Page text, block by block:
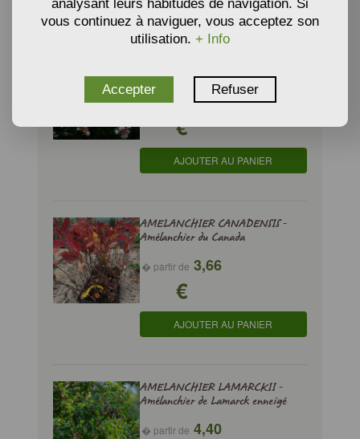
- Abélia 'Prostrata'
� partir de 9,35
€
AJOUTER AU PANIER
AMELANCHIER CANADENSIS -
Amélanchier du Canada
� partir de 3,66
€
AJOUTER AU PANIER
AMELANCHIER LAMARCKII -
Amélanchier de Lamarck enneigé
� partir de 4,40
analysant leurs habitudes de navigation. Si
vous continuez à naviguer, vous acceptez son
utilisation. + Info
Accepter Refuser